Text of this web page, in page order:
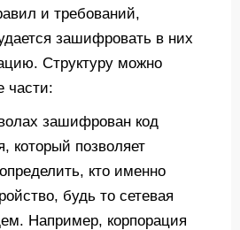
и требований,
зашифровать в них
Структуру можно
части:
зашифрован код
который позволяет
кто именно
будь то сетевая
Например, корпорация